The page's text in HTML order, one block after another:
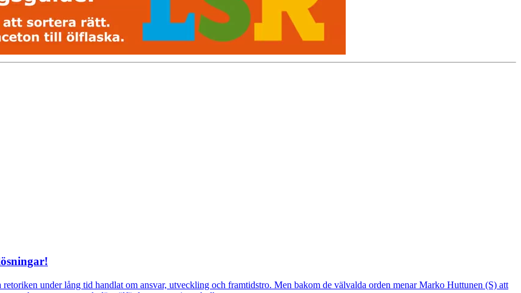
under lång tid handlat om ansvar, utveckling och framtidstro. Men bakom de välvalda orden menar Marko Huttunen (S) att